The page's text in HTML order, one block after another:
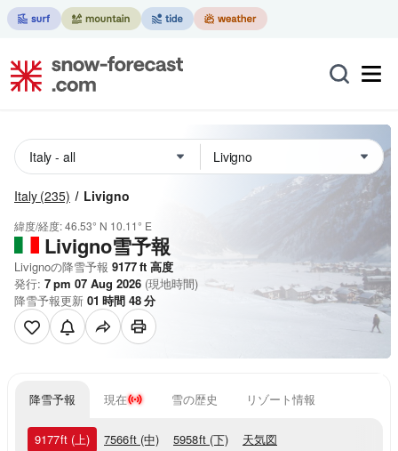
Italy (235) Livigno
緯度/経度:46.53° N 10.11° E
Livigno雪予報
Livignoの降雪予報 9177ft 高度
発行: 7 pm 07 Aug 2026 (現地時間)
降雪予報更新 01 時間 48分
降雪予報 現在 雪の歴史 リゾート情報
9177ft (上) 7566ft (中) 5958ft (下) 天気図